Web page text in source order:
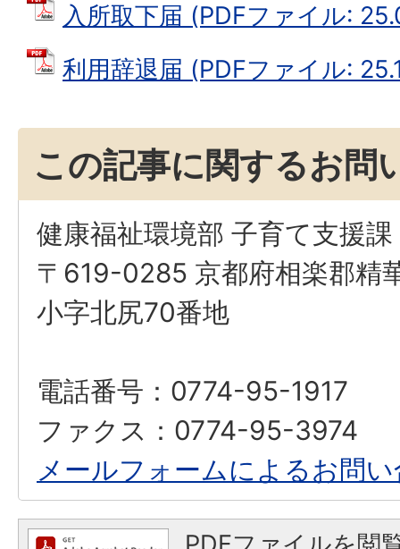
入所取下届 (PDFファイル:
利用辞退届 (PDFファイル:
この記事に関するお問
健康福祉環境部 子育て支援
〒619-0285 京都府相楽郡精
小字北尻70番地
電話番号：0774-95-1917
ファクス：0774-95-3974
メールフォームによるお問